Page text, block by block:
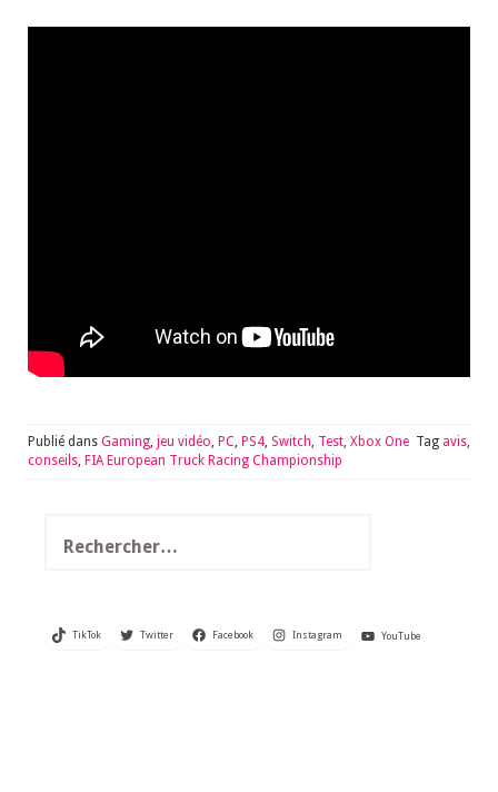
Publié dans Gaming, jeu vidéo, PC, PS4, Switch, Test, Xbox One Tag avis,
conseils, FIA European Truck Racing Championship
TikTok Twitter Facebook Instagram YouTube